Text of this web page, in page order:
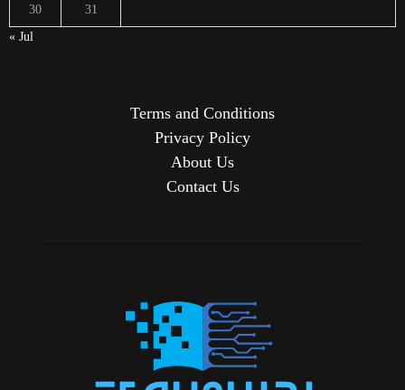
30
31
« Jul
Terms and Conditions
Privacy Policy
About Us
Contact Us